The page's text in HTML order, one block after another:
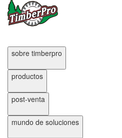
sobre timberpro
productos
post-venta
mundo de soluciones